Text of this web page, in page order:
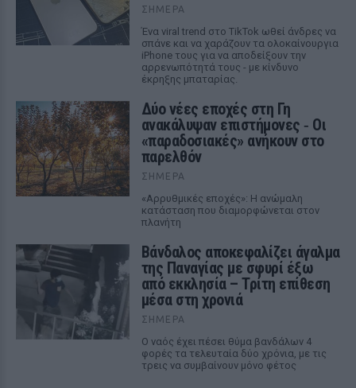
ΣΉΜΕΡΑ
Ένα viral trend στο TikTok ωθεί άνδρες να
σπάνε και να χαράζουν τα ολοκαίνουργια
iPhone τους για να αποδείξουν την
αρρενωπότητά τους - με κίνδυνο
έκρηξης μπαταρίας.
Δύο νέες εποχές στη Γη
ανακάλυψαν επιστήμονες ‑ Oι
«παραδοσιακές» ανήκουν στο
παρελθόν
ΣΉΜΕΡΑ
«Αρρυθμικές εποχές»: Η ανώμαλη
κατάσταση που διαμορφώνεται στον
πλανήτη
Βάνδαλος αποκεφαλίζει άγαλμα
της Παναγίας με σφυρί έξω
από εκκλησία – Τρίτη επίθεση
μέσα στη χρονιά
ΣΉΜΕΡΑ
Ο ναός έχει πέσει θύμα βανδάλων 4
φορές τα τελευταία δύο χρόνια, με τις
τρεις να συμβαίνουν μόνο φέτος